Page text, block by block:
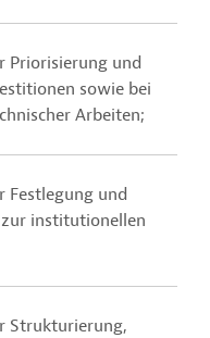
Priorisierung und
sowie bei
Arbeiten;
Festlegung und
institutionellen
Strukturierung,